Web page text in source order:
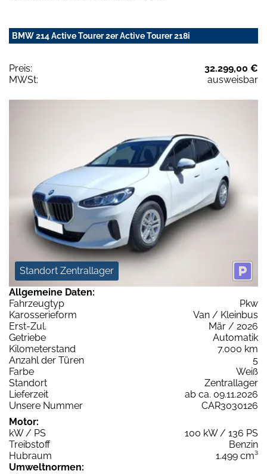
BMW 214 Active Tourer 2er Active Tourer 218i
Preis:
32.299,00 €
MWSt:
ausweisbar
Standort Zentrallager
Allgemeine Daten:
Fahrzeugtyp
Pkw
Karosserieform
Van / Kleinbus
Erst-Zul.
Mär / 2026
Getriebe
Automatik
Kilometerstand
7.000 km
Anzahl der Türen
5
Farbe
Weiß
Standort
Zentrallager
Lieferzeit
ab ca. 09.11.2026
Unsere Nummer
CAR3030126
Motor:
kW / PS
100 kW / 136 PS
Treibstoff
Benzin
Hubraum
1.499 cm³
Umweltnormen: